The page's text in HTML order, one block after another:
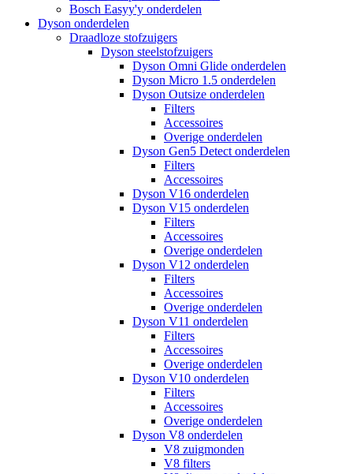
Bosch Easyy'y onderdelen
Dyson onderdelen
Draadloze stofzuigers
Dyson steelstofzuigers
Dyson Omni Glide onderdelen
Dyson Micro 1.5 onderdelen
Dyson Outsize onderdelen
Filters
Accessoires
Overige onderdelen
Dyson Gen5 Detect onderdelen
Filters
Accessoires
Dyson V16 onderdelen
Dyson V15 onderdelen
Filters
Accessoires
Overige onderdelen
Dyson V12 onderdelen
Filters
Accessoires
Overige onderdelen
Dyson V11 onderdelen
Filters
Accessoires
Overige onderdelen
Dyson V10 onderdelen
Filters
Accessoires
Overige onderdelen
Dyson V8 onderdelen
V8 zuigmonden
V8 filters